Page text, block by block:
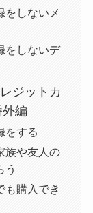
をしないメ
をしないデ
ジットカ
編
をする
族や友人の
う
も購入でき